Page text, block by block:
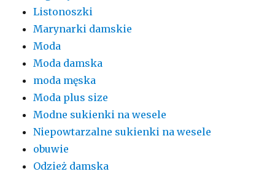
Listonoszki
Marynarki damskie
Moda
Moda damska
moda męska
Moda plus size
Modne sukienki na wesele
Niepowtarzalne sukienki na wesele
obuwie
Odzież damska